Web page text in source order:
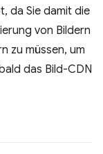
da Sie damit die
von Bildern
zu müssen, um
das Bild-CDN